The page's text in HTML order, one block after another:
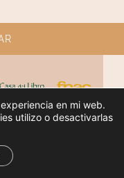
en mi web.
utilizo o desactivarlas